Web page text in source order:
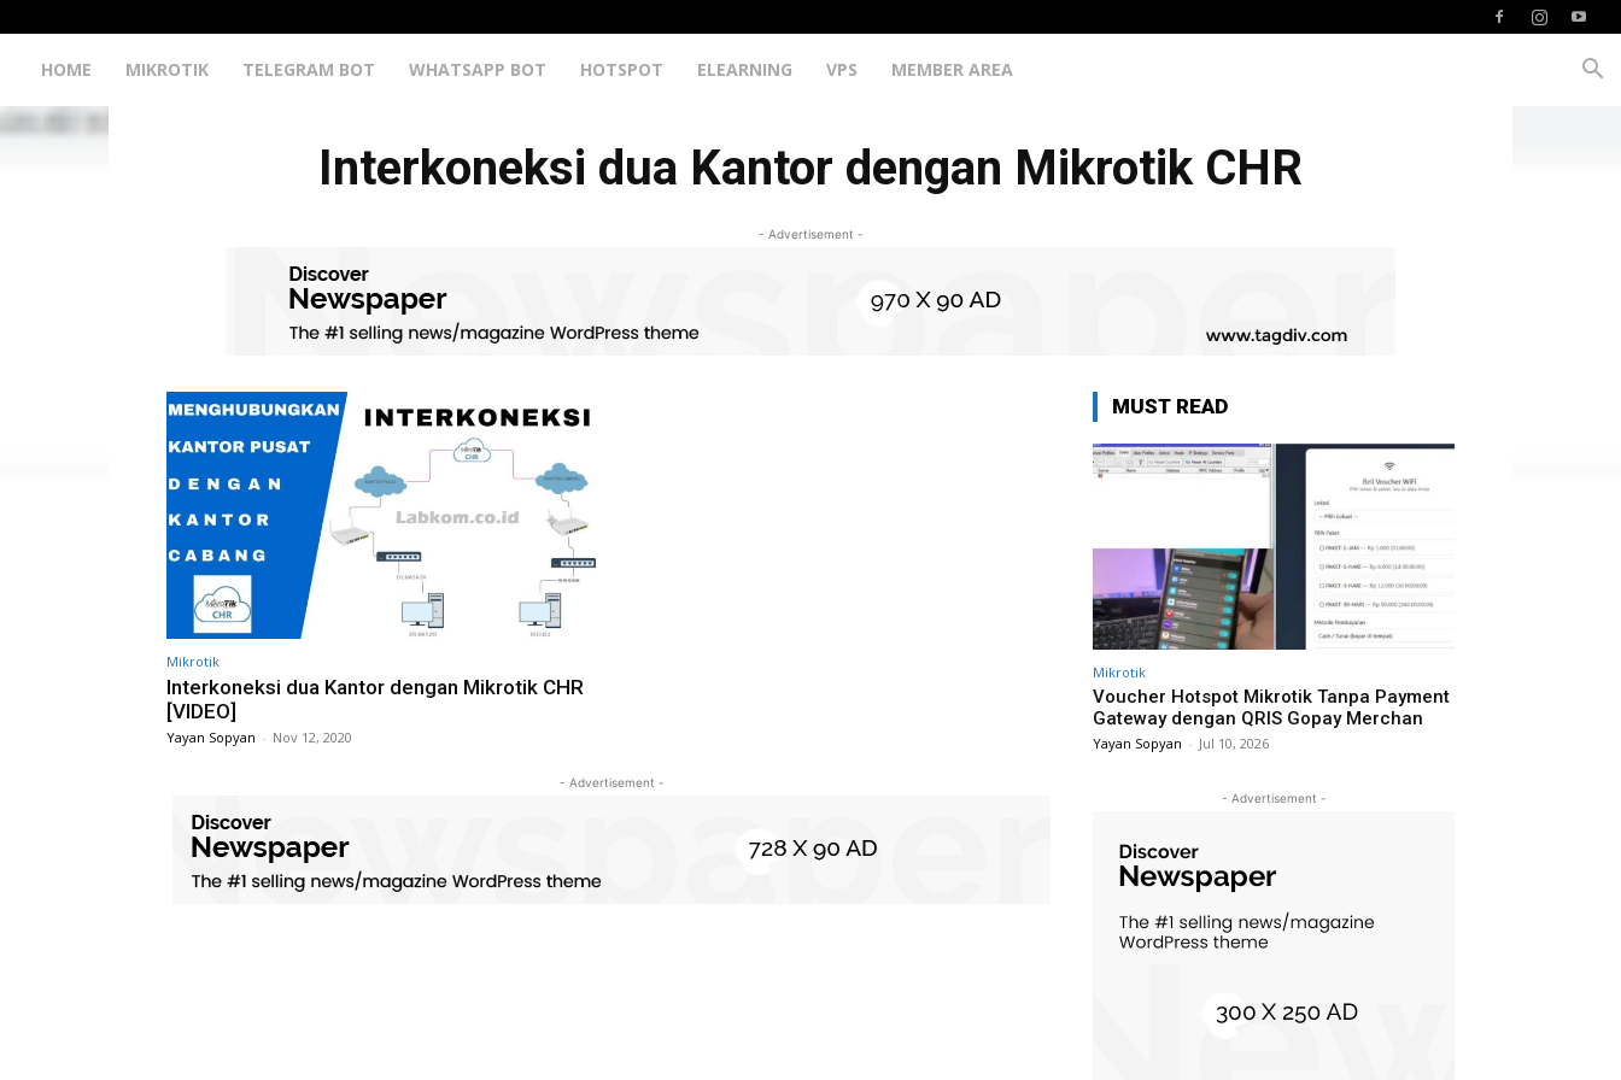
HOME MIKROTIK TELEGRAM BOT WHATSAPP BOT HOTSPOT ELEARNING VPS MEMBER AREA
Interkoneksi dua Kantor dengan Mikrotik CHR
- Advertisement -
Mikrotik
Interkoneksi dua Kantor dengan Mikrotik CHR
[VIDEO]
Yayan Sopyan - Nov 12, 2020
- Advertisement -
MUST READ
Mikrotik
Voucher Hotspot Mikrotik Tanpa Payment
Gateway dengan QRIS Gopay Merchan
Yayan Sopyan - Jul 10, 2026
- Advertisement -